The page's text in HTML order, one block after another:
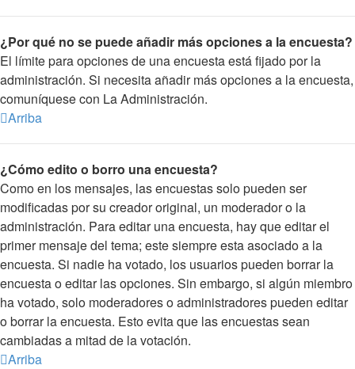
¿Por qué no se puede añadir más opciones a la encuesta?
El límite para opciones de una encuesta está fijado por la
administración. Si necesita añadir más opciones a la encuesta,
comuníquese con La Administración.
Arriba
¿Cómo edito o borro una encuesta?
Como en los mensajes, las encuestas solo pueden ser
modificadas por su creador original, un moderador o la
administración. Para editar una encuesta, hay que editar el
primer mensaje del tema; este siempre esta asociado a la
encuesta. Si nadie ha votado, los usuarios pueden borrar la
encuesta o editar las opciones. Sin embargo, si algún miembro
ha votado, solo moderadores o administradores pueden editar
o borrar la encuesta. Esto evita que las encuestas sean
cambiadas a mitad de la votación.
Arriba